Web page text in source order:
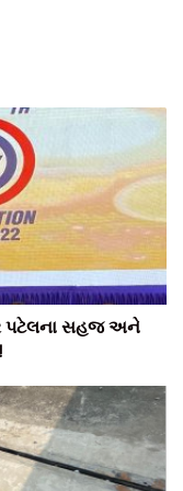
હાઈવે માટે રાજ્ય
લગભગ પૂરુ
અને ગુજરાતનો
થલતેજ સર્કલ
લોકાર્પણ દીવાળી
દીવાળી ભેટ આપશે.
ફ્લાયઓવર બ્રીજનું
દીવાળી પહેલાં થાય
પટેલના સહજ અને